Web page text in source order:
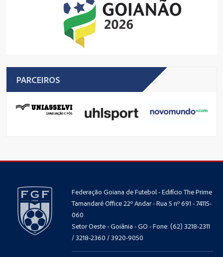
PARCEIROS
Federação Goiana de Futebol - Edifício The Prime
Tamandaré Office 22º Andar - Rua 5 nº 691 - 74115-
060
Setor Oeste - Goiânia - GO - Fone: (62) 3218-2311
/ 3218-2360 / 3920-9050